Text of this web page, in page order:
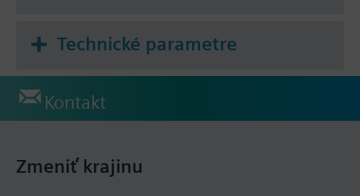
Technické parametre
Kontakt
Zmeniť krajinu